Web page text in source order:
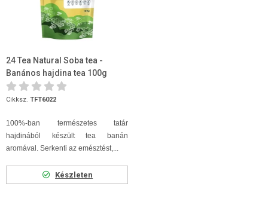
24 Tea Natural Soba tea -
Banános hajdina tea 100g
Cikksz. TFT6022
100%-ban természetes tatár
hajdinából készült tea banán
aromával. Serkenti az emésztést,...
Készleten